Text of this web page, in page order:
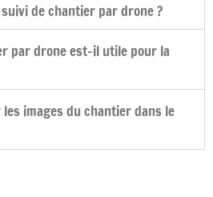
de chantier par drone ?
par drone est-il utile pour la
images du chantier dans le